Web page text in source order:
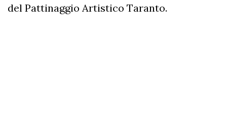
del Pattinaggio Artistico Taranto.